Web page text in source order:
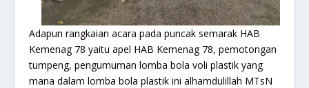
Adapun rangkaian acara pada puncak semarak HAB
Kemenag 78 yaitu apel HAB Kemenag 78, pemotongan
tumpeng, pengumuman lomba bola voli plastik yang
mana dalam lomba bola plastik ini alhamdulillah MTsN